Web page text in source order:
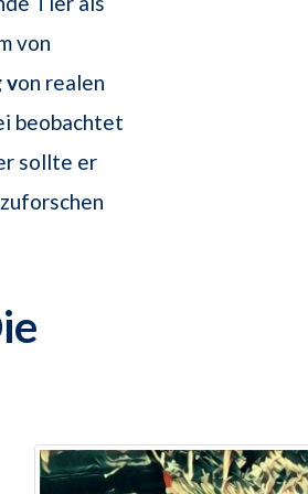
von
von realen
beobachtet
sollte er